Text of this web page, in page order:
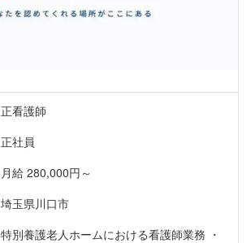
正看護師
正社員
月給 280,000円～
埼玉県川口市
特別養護老人ホームにおける看護師業務 ・